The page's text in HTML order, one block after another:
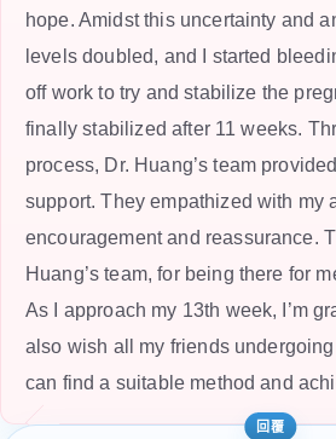
hope. Amidst this uncertainty and
levels doubled, and I started
off work to try and stabilize the
finally stabilized after 11 weeks.
process, Dr. Huang’s team
support. They empathized with my
encouragement and reassurance.
Huang’s team, for being there for
As I approach my 13th week, I’m
also wish all my friends
can find a suitable method and